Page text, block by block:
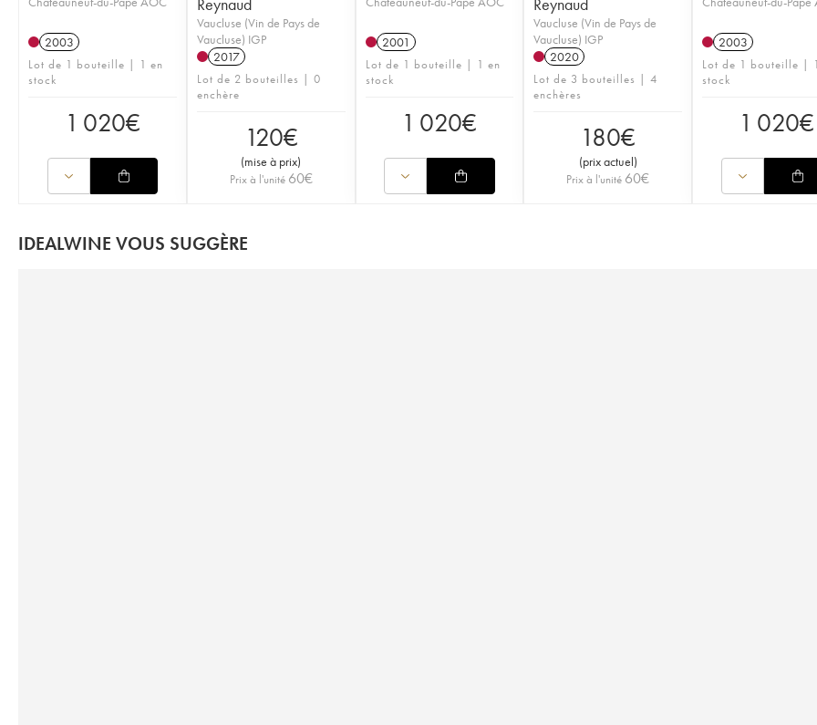
2003
Lot de 1 bouteille | 1 en
stock
1 020€
Vaucluse (Vin de Pays de
Vaucluse) IGP
2017
Lot de 2 bouteilles | 0
enchère
120€
(mise à prix)
Prix à l'unité 60€
2001
Lot de 1 bouteille | 1 en
stock
1 020€
Vaucluse (Vin de Pays de
Vaucluse) IGP
2020
Lot de 3 bouteilles | 4
enchères
180€
(prix actuel)
Prix à l'unité 60€
2003
Lot de 1 bouteille |
stock
1 020€
IDEALWINE VOUS SUGGÈRE